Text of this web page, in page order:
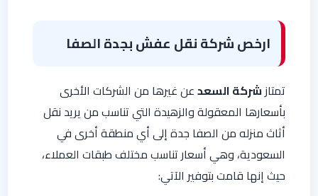
ارخص شركة نقل عفش بجدة الصفا
تمتازشركة السعدعن غيرها من الشركات الأخرى
بأسعارها المعقولة والزهيدة التي تناسب من يريد نقل
أثاث منزله من الصفا جدة إلى أي منطقة أخرى في
السعودية، وهي أسعار تناسب مختلف طبقات العملاء،
حيث إنها قامت بتوفير الآتي: